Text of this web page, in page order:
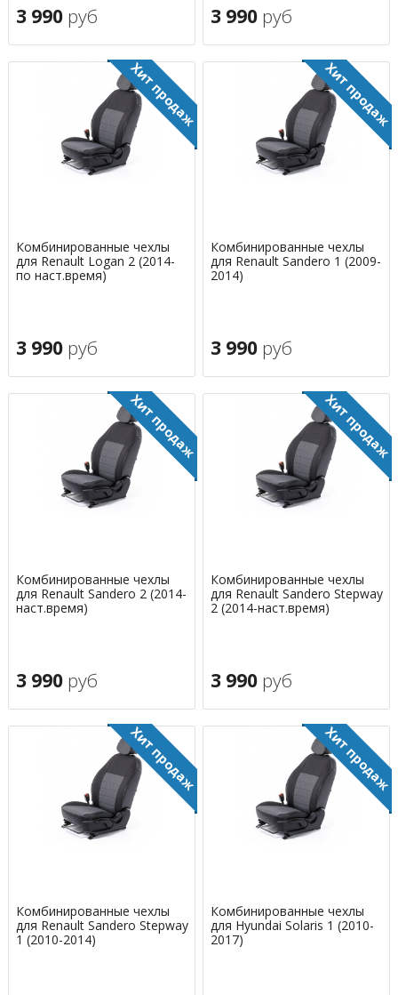
3 990 руб 3 990 руб
Комбинированные чехлы
для Renault Logan 2 (2014-
по наст.время)
3 990 руб
Комбинированные чехлы
для Renault Sandero 1 (2009-
2014)
3 990 руб
Комбинированные чехлы
для Renault Sandero 2 (2014-
наст.время)
3 990 руб
Комбинированные чехлы
для Renault Sandero Stepway
2 (2014-наст.время)
3 990 руб
Комбинированные чехлы
для Renault Sandero Stepway
1 (2010-2014)
Комбинированные чехлы
для Hyundai Solaris 1 (2010-
2017)